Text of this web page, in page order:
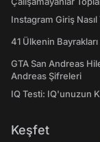
Instagram Giriş
41 Ülkenin
GTA San Andreas
Andreas Şifreleri
IQ Testi: IQ'unuzun
Keşfet